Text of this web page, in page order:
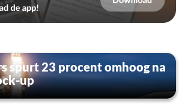
spurt 23 procent omhoog na
up